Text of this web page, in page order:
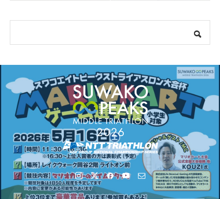
【イベント報告】Luminaオンラインガイドツアーが開催
されました